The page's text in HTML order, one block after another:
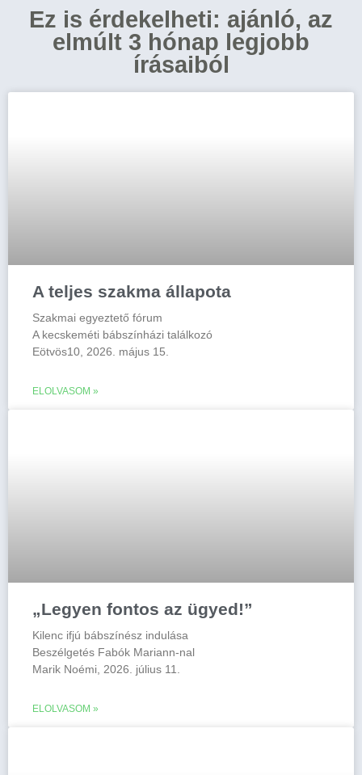
Ez is érdekelheti: ajánló, az
elmúlt 3 hónap legjobb
írásaiból
A teljes szakma állapota
Szakmai egyeztető fórum
A kecskeméti bábszínházi találkozó
Eötvös10, 2026. május 15.
ELOLVASOM »
„Legyen fontos az ügyed!”
Kilenc ifjú bábszínész indulása
Beszélgetés Fabók Mariann-nal
Marik Noémi, 2026. július 11.
ELOLVASOM »